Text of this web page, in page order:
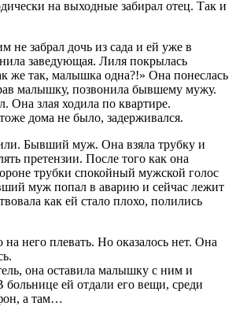
на выходные забирал отец. Так и
не забрал дочь из сада и ей уже в
заведующая. Лиля покрылась
же так, малышка одна?!» Она понеслась
малышку, позвонила бывшему мужу.
Она злая ходила по квартире.
дома не было, задерживался.
Бывший муж. Она взяла трубку и
претензии. После того как она
трубки спокойный мужской голос
муж попал в аварию и сейчас лежит
как ей стало плохо, полились
него плевать. Но оказалось нет. Она
она оставила малышку с ним и
больнице ей отдали его вещи, среди
а там…